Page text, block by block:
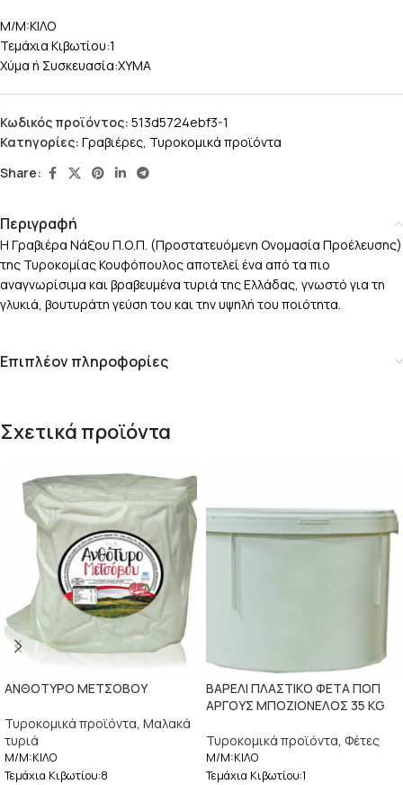
M/M:ΚΙΛΟ
Τεμάχια Κιβωτίου:1
Χύμα ή Συσκευασία:ΧΥΜΑ
Κωδικός προϊόντος: 513d5724ebf3-1
Κατηγορίες: Γραβιέρες, Τυροκομικά προϊόντα
Share:
Περιγραφή
Η Γραβιέρα Νάξου Π.Ο.Π. (Προστατευόμενη Ονομασία Προέλευσης)
της Τυροκομίας Κουφόπουλος αποτελεί ένα από τα πιο
αναγνωρίσιμα και βραβευμένα τυριά της Ελλάδας, γνωστό για τη
γλυκιά, βουτυράτη γεύση του και την υψηλή του ποιότητα.
Επιπλέον πληροφορίες
Σχετικά προϊόντα
ΑΝΘΟΤΥΡΟ ΜΕΤΣΟΒΟΥ
Τυροκομικά προϊόντα, Μαλακά
τυριά
M/M:ΚΙΛΟ
Τεμάχια Κιβωτίου:8
ΒΑΡΕΛΙ ΠΛΑΣΤΙΚΟ ΦΕΤΑ ΠΟΠ
ΑΡΓΟΥΣ ΜΠΟΖΙΟΝΕΛΟΣ 35 ΚG
Τυροκομικά προϊόντα, Φέτες
M/M:ΚΙΛΟ
Τεμάχια Κιβωτίου:1